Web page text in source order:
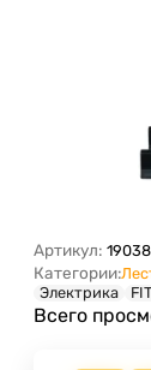
Артикул:
Категории:
Электрика
FIT
Всего